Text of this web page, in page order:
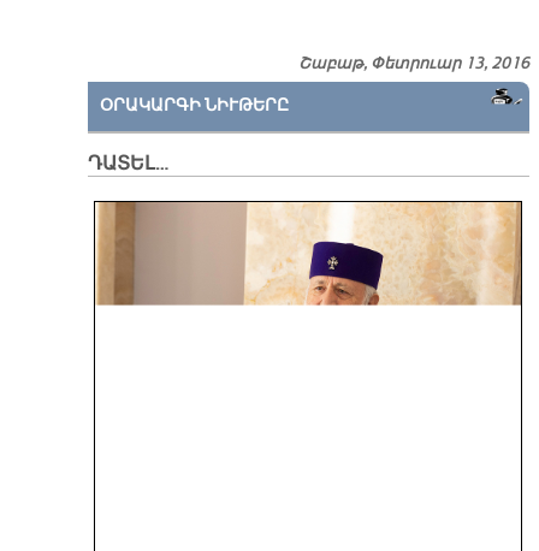
Շաբաթ, Փետրուար 13, 2016
ՕՐԱԿԱՐԳԻ ՆԻՒԹԵՐԸ
ԴԱՏԵԼ…